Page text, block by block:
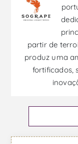
partir de
produz uma
fortificados,